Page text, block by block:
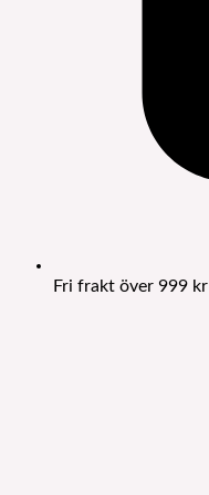
Fri frakt över 999 kr